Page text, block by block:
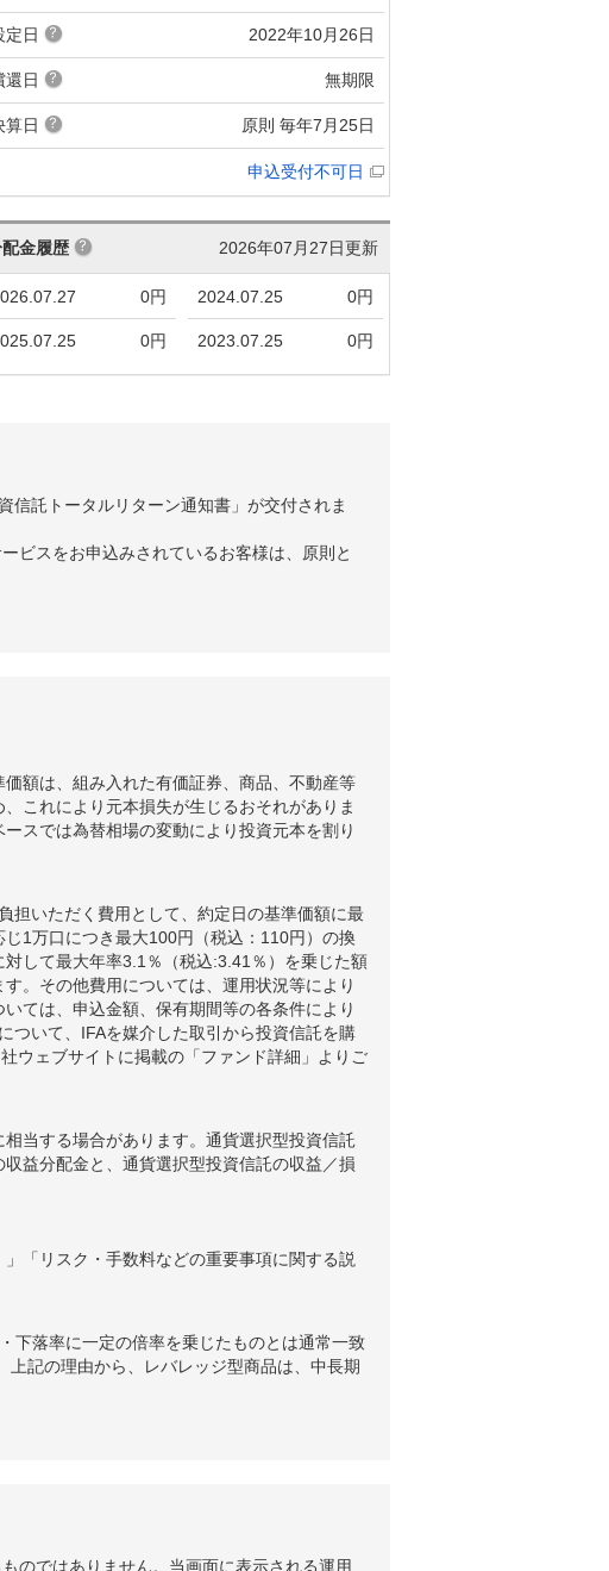
定日 2022年10月26日
還日 無期限
算日 原則 毎年7月25日
申込受付不可日
2026年07月27日更新
金履歴
0円
0円
2024.07.25 0円
2023.07.25 0円
託トータルリターン通知書」が交付されま
ビスをお申込みされているお客様は、原則と
額は、組み入れた有価証券、商品、不動産等
これにより元本損失が生じるおそれがありま
スでは為替相場の変動により投資元本を割り
担いただく費用として、約定日の基準価額に最
1万口につき最大100円（税込：110円）の換
して最大年率3.1％（税込:3.41％）を乗じた額
。その他費用については、運用状況等により
ては、申込金額、保有期間等の各条件により
ついて、IFAを媒介した取引から投資信託を購
ウェブサイトに掲載の「ファンド詳細」よりご
当する場合があります。通貨選択型投資信託
益分配金と、通貨選択型投資信託の収益／損
「リスク・手数料などの重要事項に関する説
下落率に一定の倍率を乗じたものとは通常一致
記の理由から、レバレッジ型商品は、中長期
のではありません。当画面に表示される運用